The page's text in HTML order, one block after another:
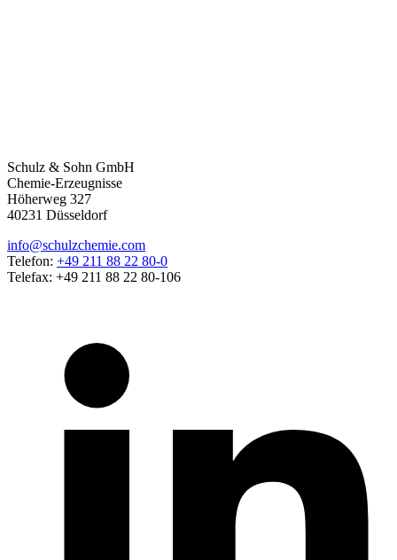
Schulz & Sohn GmbH
Chemie-Erzeugnisse
Höherweg 327
40231 Düsseldorf
info@schulzchemie.com
Telefon: +49 211 88 22 80-0
Telefax: +49 211 88 22 80-106